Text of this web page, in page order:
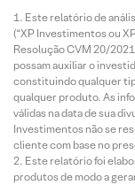
Este relatório de
(“XP Investimentos ou
Resolução CVM 20/
possam auxiliar o
constituindo qualquer
qualquer produto. As
válidas na data de sua
Investimentos não se
cliente com base no
Este relatório foi
produtos de modo a